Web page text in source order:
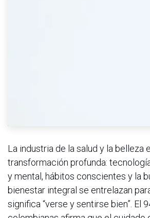
La industria de la salud y la belleza
transformación profunda:
y mental, hábitos conscientes y la
bienestar integral se entrelazan
significa “verse y sentirse bien”. El